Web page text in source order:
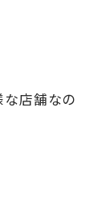
な店舗なの